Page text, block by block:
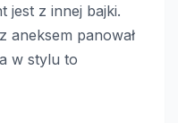
jest z innej bajki.
aneksem panował
w stylu to